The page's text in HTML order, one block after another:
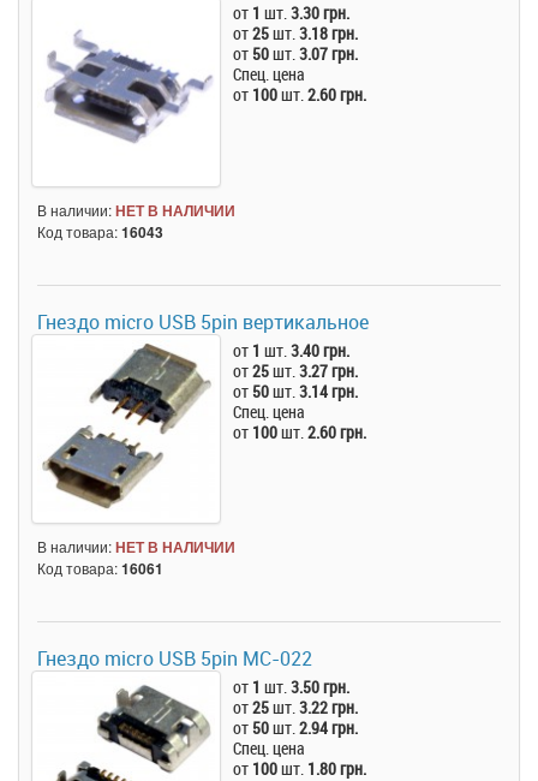
от 1 шт.3.30 грн.
от25шт.3.18 грн.
от 50шт.3.07 грн.
Спец. цена
от 100шт.2.60 грн.
В наличии:НЕТ В НАЛИЧИИ
Код товара:16043
Гнездо micro USB 5pin вертикальное
от 1 шт.3.40 грн.
от25шт.3.27 грн.
от 50шт.3.14 грн.
Спец. цена
от 100шт.2.60 грн.
В наличии:НЕТ В НАЛИЧИИ
Код товара:16061
Гнездо micro USB 5pin MC-022
от 1 шт.3.50 грн.
от25шт.3.22 грн.
от 50шт.2.94 грн.
Спец. цена
от 100шт. 1.80 грн.